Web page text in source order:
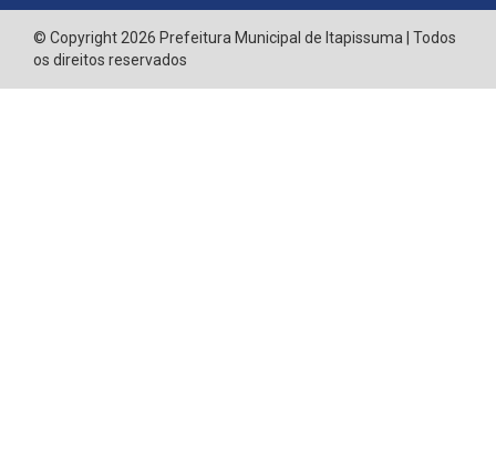
© Copyright 2026 Prefeitura Municipal de Itapissuma | Todos
os direitos reservados